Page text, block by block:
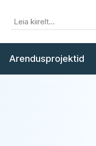
Arendusprojektid